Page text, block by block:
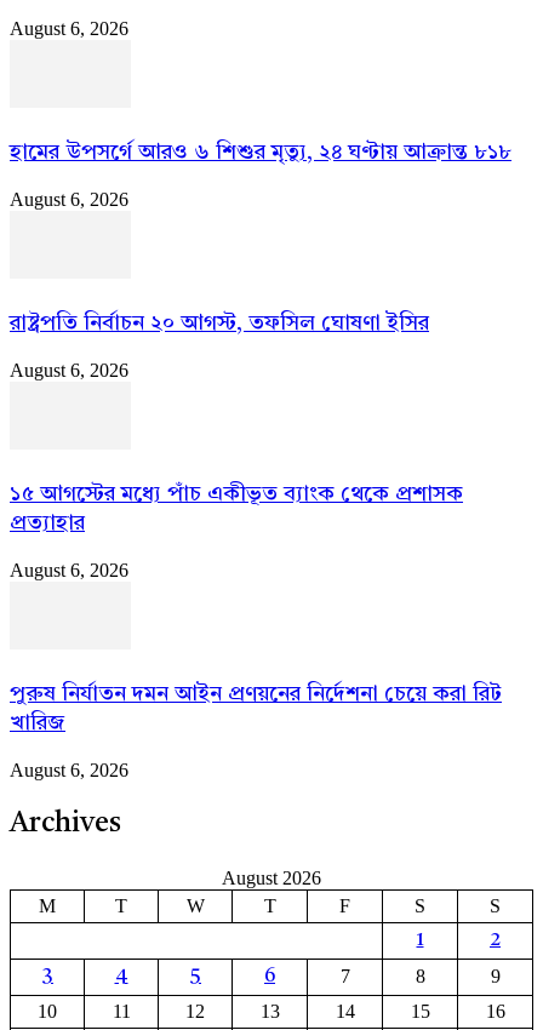
August 6, 2026
হামের উপসর্গে আরও ৬ শিশুর মৃত্যু, ২৪ ঘণ্টায় আক্রান্ত ৮১৮
August 6, 2026
রাষ্ট্রপতি নির্বাচন ২০ আগস্ট, তফসিল ঘোষণা ইসির
August 6, 2026
১৫ আগস্টের মধ্যে পাঁচ একীভূত ব্যাংক থেকে প্রশাসক
প্রত্যাহার
August 6, 2026
পুরুষ নির্যাতন দমন আইন প্রণয়নের নির্দেশনা চেয়ে করা রিট
খারিজ
August 6, 2026
Archives
August 2026
M
T W T F S S
1
2
3
4 5 6 7 8
9
10
11 12 13 14 15 16